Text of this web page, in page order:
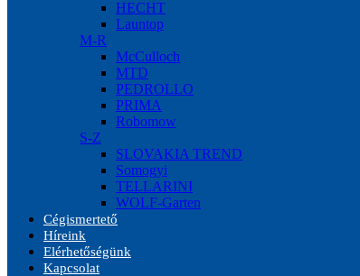
HECHT
Launtop
M-R
McCulloch
MTD
PEDROLLO
PRIMA
Robomow
S-Z
SLOVAKIA TREND
Somogyi
TELLARINI
WOLF-Garten
Cégismertető
Híreink
Elérhetőségünk
Kapcsolat